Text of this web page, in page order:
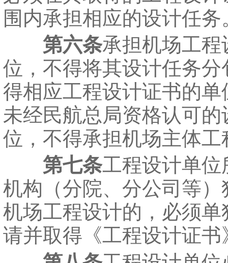
围内承担相应的设计任务
第六条承担机场工程
位，不得将其设计任务分
得相应工程设计证书的单
未经民航总局资格认可的
位，不得承担机场主体工
第七条工程设计单位
机构（分院、分公司等）
机场工程设计的，必须单
请并取得《工程设计证书